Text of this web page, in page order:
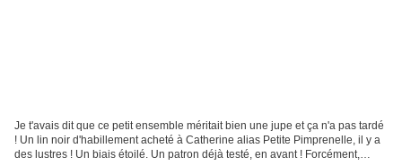
Je t'avais dit que ce petit ensemble méritait bien une jupe et ça n'a pas tardé
! Un lin noir d'habillement acheté à Catherine alias Petite Pimprenelle, il y a
des lustres ! Un biais étoilé. Un patron déjà testé, en avant ! Forcément,